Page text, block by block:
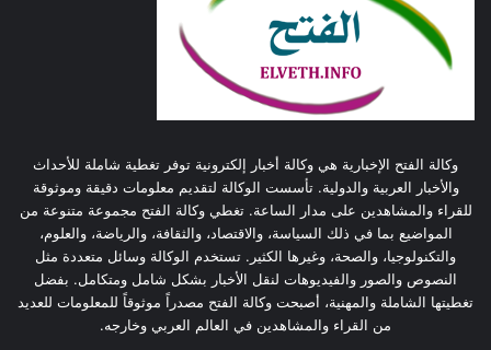
وكالة الفتح الإخبارية هي وكالة أخبار إلكترونية توفر تغطية شاملة للأحداث
والأخبار العربية والدولية. تأسست الوكالة لتقديم معلومات دقيقة وموثوقة
للقراء والمشاهدين على مدار الساعة. تغطي وكالة الفتح مجموعة متنوعة من
المواضيع بما في ذلك السياسة، والاقتصاد، والثقافة، والرياضة، والعلوم،
والتكنولوجيا، والصحة، وغيرها الكثير. تستخدم الوكالة وسائل متعددة مثل
النصوص والصور والفيديوهات لنقل الأخبار بشكل شامل ومتكامل. بفضل
تغطيتها الشاملة والمهنية، أصبحت وكالة الفتح مصدراً موثوقاً للمعلومات للعديد
من القراء والمشاهدين في العالم العربي وخارجه.